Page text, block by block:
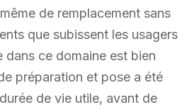
de remplacement sans
que subissent les usagers
dans ce domaine est bien
préparation et pose a été
de vie utile, avant de